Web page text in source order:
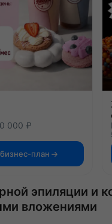
000 ₽
план
эпиляции и
вложениями